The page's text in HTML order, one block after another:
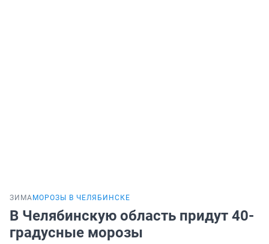
ЗИМА МОРОЗЫ В ЧЕЛЯБИНСКЕ
В Челябинскую область придут 40-
градусные морозы